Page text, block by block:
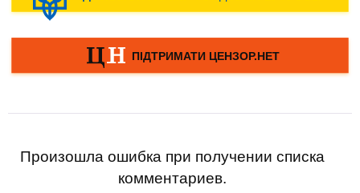
Произошла ошибка при получении списка
комментариев.